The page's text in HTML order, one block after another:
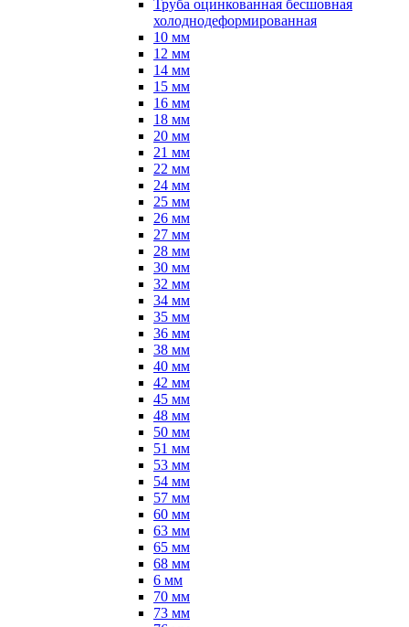
Труба оцинкованная бесшовная
холоднодеформированная
10 мм
12 мм
14 мм
15 мм
16 мм
18 мм
20 мм
21 мм
22 мм
24 мм
25 мм
26 мм
27 мм
28 мм
30 мм
32 мм
34 мм
35 мм
36 мм
38 мм
40 мм
42 мм
45 мм
48 мм
50 мм
51 мм
53 мм
54 мм
57 мм
60 мм
63 мм
65 мм
68 мм
6 мм
70 мм
73 мм